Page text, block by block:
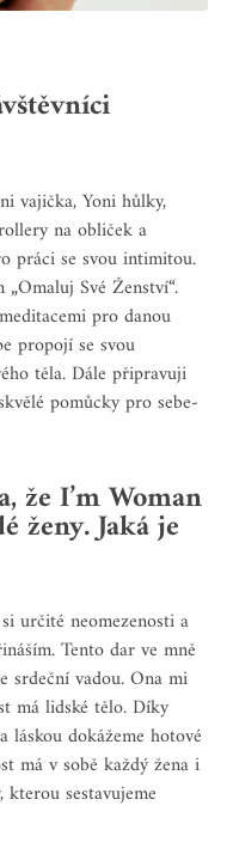
vajička, Yoni hůlky,
na obliček a
práci se svou intimitou.
Své Ženství“.
pro danou
propojí se svou
těla.Dále připravuji
pomůcky pro sebe-
že I’m Woman
ženy. Jaká je
určité neomezenosti a
Tento dar ve mně
srdeční vadou. Ona mi
má lidské tělo. Díky
láskou dokážeme hotové
má v sobě každý žena i
sestavujeme